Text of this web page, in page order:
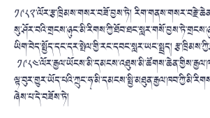
༡༩༨༢་ལོར་རྩ་ཁྲིམས་གསར་བཟོ་བྱས་ཏེ།
ཡིག་བེད་སྤྱོད་དང་དར་སྤེལ་གྱི་རང་དབང་སླར་ཡང་སྤྲད།
ཞེས་པ་དེ་བཟོས་ཏེ།